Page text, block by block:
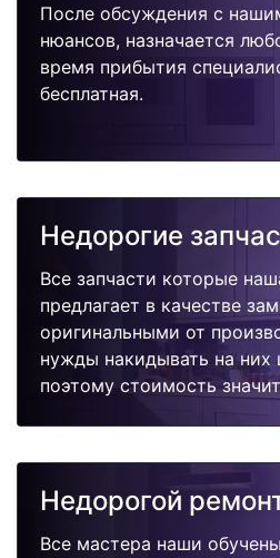
После обсуждения с
нюансов, назначается
время прибытия
бесплатная.
Недорогие
Все запчасти которые
предлагает в качестве
оригинальными от
нужды накидывать на них
поэтому стоимость
Недорогой
Все мастера наши